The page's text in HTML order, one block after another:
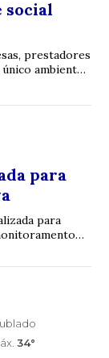
social
prestadores
ambiente
para
para
34°